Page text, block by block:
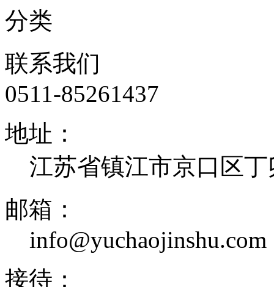
分类
联系我们
0511-85261437
地址：
江苏省镇江市京口区丁
邮箱：
info@yuchaojinshu.com
接待：